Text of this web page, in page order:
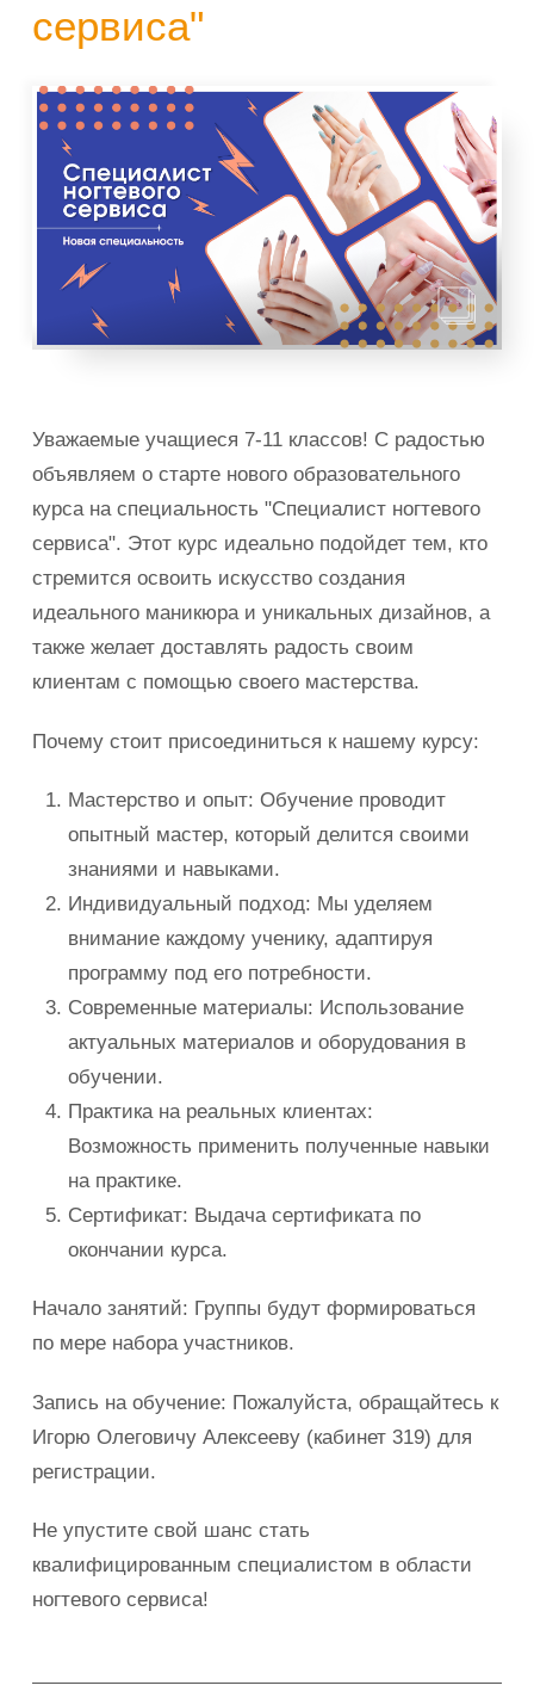
сервиса"
Уважаемые учащиеся 7-11 классов! С радостью
объявляем о старте нового образовательного
курса на специальность "Специалист ногтевого
сервиса". Этот курс идеально подойдет тем, кто
стремится освоить искусство создания
идеального маникюра и уникальных дизайнов, а
также желает доставлять радость своим
клиентам с помощью своего мастерства.
Почему стоит присоединиться к нашему курсу:
Мастерство и опыт: Обучение проводит
опытный мастер, который делится своими
знаниями и навыками.
Индивидуальный подход: Мы уделяем
внимание каждому ученику, адаптируя
программу под его потребности.
Современные материалы: Использование
актуальных материалов и оборудования в
обучении.
Практика на реальных клиентах:
Возможность применить полученные навыки
на практике.
Сертификат: Выдача сертификата по
окончании курса.
Начало занятий: Группы будут формироваться
по мере набора участников.
Запись на обучение: Пожалуйста, обращайтесь к
Игорю Олеговичу Алексееву (кабинет 319) для
регистрации.
Не упустите свой шанс стать
квалифицированным специалистом в области
ногтевого сервиса!